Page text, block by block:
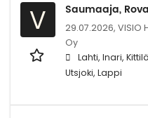
V Saumaaja,
29.07.2026, VISIO
Oy
Lahti, Inari,
Utsjoki, Lappi